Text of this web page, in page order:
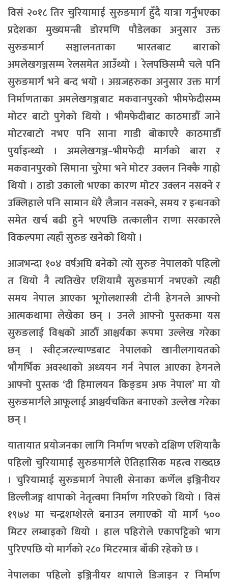
विसं २०१८ तिर चुरियामाई सुरुङमार्ग हुँदै यात्रा गर्नुभएका
प्रदेशका मुख्यमन्त्री डोरमणि पौडेलका अनुसार उक्त
सुरुङमार्ग सञ्चालनताका भारतबाट बाराको
अमलेखगञ्जसम्म रेलसमेत आउँथ्यो । रेलपछिसम्मै चले पनि
सुरुङमार्ग भने बन्द भयो । अग्रजहरुका अनुसार उक्त मार्ग
निर्माणताका अमलेखगञ्जबाट मकवानपुरको भीमफेदीसम्म
मोटर बाटो पुगेको थियो । भीमफेदीबाट काठमाडौँ जाने
मोटरबाटो नभए पनि साना गाडी बोकाएरै काठमाडौँ
पुर्याइन्थ्यो । अमलेखगञ्ज–भीमफेदी मार्गको बारा र
मकवानपुरको सिमाना चुरेमा भने मोटर उक्लन निक्कै गाह्रो
थियो । ठाडो उकालो भएका कारण मोटर उक्लन नसक्ने र
उक्लिहाले पनि सामान धेरै लैजान नसक्ने, समय र इन्धनको
समेत खर्च बढी हुने भएपछि तत्कालीन राणा सरकारले
विकल्पमा त्यहाँ सुरुङ खनेको थियो ।
आजभन्दा १०४ वर्षअघि बनेको त्यो सुरुङ नेपालको पहिलो
त थियो नै त्यतिखेर एशियामै सुरुङमार्ग नभएको त्यही
समय नेपाल आएका भूगोलशास्त्री टोनी हेगनले आफ्नो
आत्मकथामा लेखेका छन् । उनले आफ्नो पुस्तकमा यस
सुरुङलाई विश्वको आठौँ आश्चर्यका रूपमा उल्लेख गरेका
छन् । स्वीट्जरल्याण्डबाट नेपालको खानीलगायतको
भौगर्भिक अवस्थाको अध्ययन गर्न नेपाल आएका हेगनले
आफ्नो पुस्तक ‘दी हिमालयन किङ्डम अफ नेपाल’ मा यो
सुरुङमार्गले आफूलाई आश्चर्यचकित बनाएको उल्लेख गरेका
छन् ।
यातायात प्रयोजनका लागि निर्माण भएको दक्षिण एशियाकै
पहिलो चुरियामाई सुरुङमार्गले ऐतिहासिक महत्व राख्दछ
। चुरियामाई सुरुङमार्ग नेपाली सेनाका कर्णेल इञ्जिनीयर
डिल्लीजङ्ग थापाको नेतृत्वमा निर्माण गरिएको थियो । विसं
१९७४ मा चन्द्रशम्शेरले बनाउन लगाएको यो मार्ग ५००
मिटर लम्बाइको थियो । हाल पहिरोले एकापट्टिको भाग
पुरिएपछि यो मार्गको २८० मिटरमात्र बाँकी रहेको छ ।
नेपालका पहिलो इञ्जिनीयर थापाले डिजाइन र निर्माण